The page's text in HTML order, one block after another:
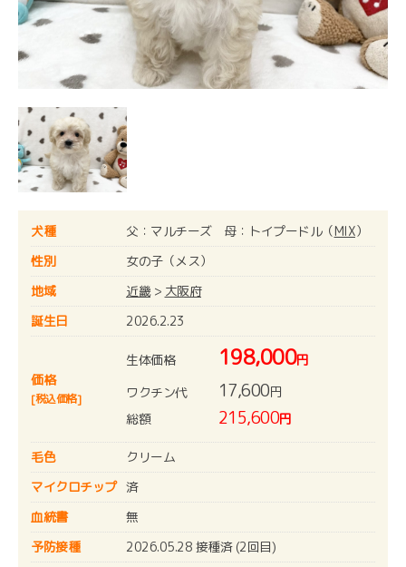
犬種 父：マルチーズ 母：トイプードル（MIX）
性別
女の子（メス）
地域
近畿> 大阪府
誕生日
2026.2.23
価格
[税込価格]
生体価格 198,000円
ワクチン代
17,600円
総額
215,600円
毛色
クリーム
マイクロチップ 済
血統書
無
予防接種
2026.05.28 接種済 (2回目)